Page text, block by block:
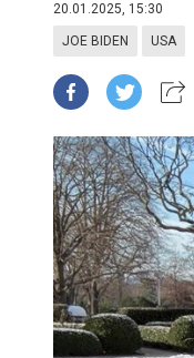
20.01.2025, 15:30
JOE BIDEN USA